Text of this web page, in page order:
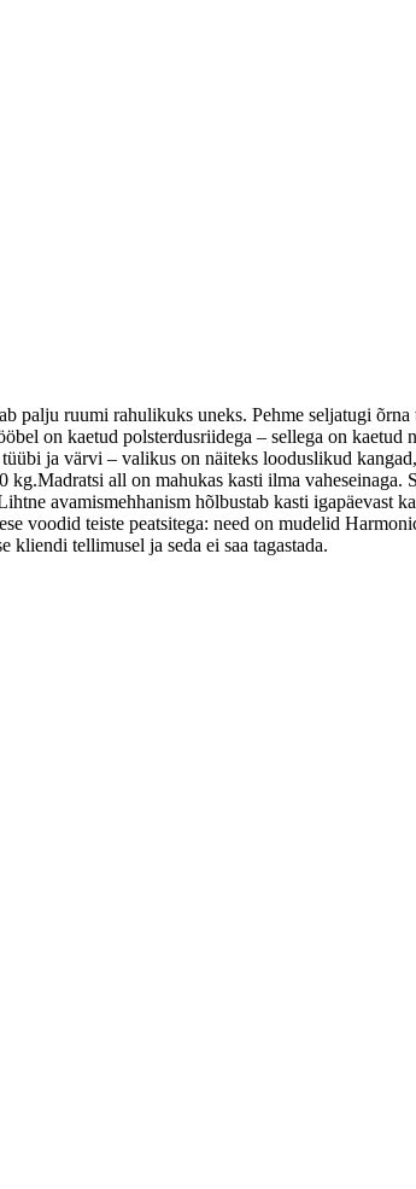
palju ruumi rahulikuks uneks. Pehme seljatugi
on kaetud polsterdusriidega – sellega on
ja värvi – valikus on näiteks looduslikud
all on mahukas kasti ilma vaheseinaga.
avamismehhanism hõlbustab kasti igapäevast
voodid teiste peatsitega: need on mudelid
tellimusel ja seda ei saa tagastada.